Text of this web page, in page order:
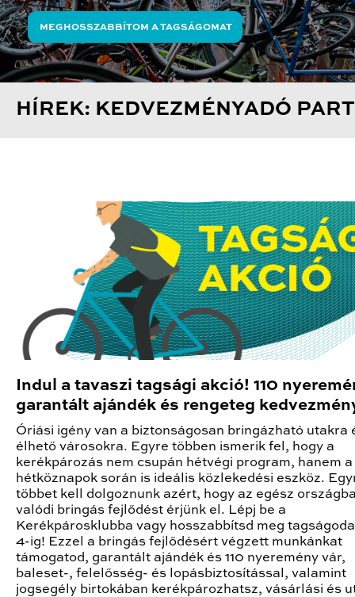
MEGHOSSZABBÍTOM A TAGSÁGOMAT
HÍREK: KEDVEZMÉNYADÓ
Indul a tavaszi tagsági akció! 110
garantált ajándék és rengeteg
Óriási igény van a biztonságosan bringázható utakra
élhető városokra. Egyre többen ismerik fel, hogy a
kerékpározás nem csupán hétvégi program, hanem a
hétköznapok során is ideális közlekedési eszköz.
többet kell dolgoznunk azért, hogy az egész
valódi bringás fejlődést érjünk el. Lépj be a
Kerékpárosklubba vagy hosszabbítsd meg
4-ig! Ezzel a bringás fejlődésért végzett munkánkat
támogatod, garantált ajándék és 110 nyeremény vár,
baleset-, felelősség- és lopásbiztosítással, valamint
jogsegély birtokában kerékpározhatsz, vásárlási és